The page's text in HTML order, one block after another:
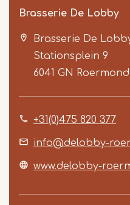
Brasserie De Lobby
Brasserie De
Stationsplein 9
6041 GN Roermond
+31(0)475 820 377
info@delobby-
www.delobby-
Item